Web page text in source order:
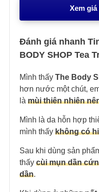
Xem
Đánh giá nhanh
BODY SHOP Tea
Mình thấy The Body
hơn nước một chút,
là mùi thiên nhiên
Mình là da hỗn hợp
mình thấy không có
Sau khi dùng sản
thấy cùi mụn dần
dần.